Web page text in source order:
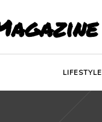
LIFESTYLE